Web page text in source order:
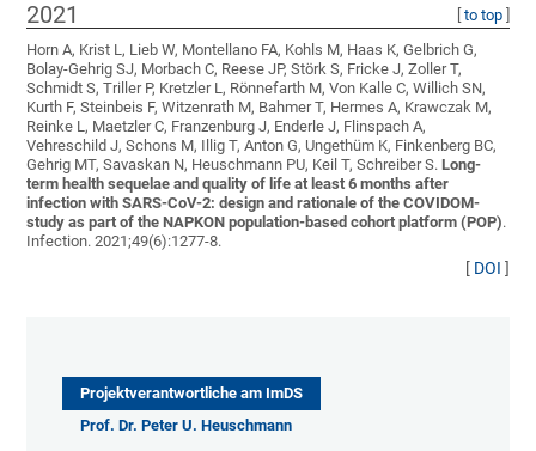
2021 to top]
Horn A, Krist L, Lieb W, Montellano FA, Kohls M, Haas K, Gelbrich G,
Bolay-Gehrig SJ, Morbach C, Reese JP, Störk S, Fricke J, Zoller T,
Schmidt S, Triller P, Kretzler L, Rönnefarth M, Von Kalle C, Willich SN,
Kurth F, Steinbeis F, Witzenrath M, Bahmer T, Hermes A, Krawczak M,
Reinke L, Maetzler C, Franzenburg J, Enderle J, Flinspach A,
Vehreschild J, Schons M, Illig T, Anton G, Ungethüm K, Finkenberg BC,
Gehrig MT, Savaskan N, Heuschmann PU, Keil T, Schreiber S.Long-
term health sequelae and quality of life at least 6 months after
infection with SARS-CoV-2: design and rationale of the COVIDOM-
study as part of the NAPKON population-based cohort platform (POP).
Infection. 2021;49(6):1277-8.
[ DOI ]
Projektverantwortliche am ImDS
Prof. Dr. Peter U. Heuschmann